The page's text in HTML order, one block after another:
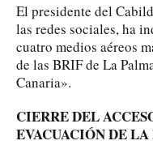
El presidente del
las redes sociales, ha
cuatro medios aéreos
de las BRIF de La
Canaria».
CIERRE DEL
EVACUACIÓN DE